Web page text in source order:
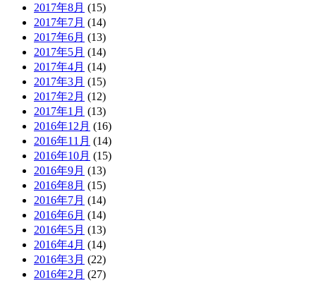
2017年8月 (15)
2017年7月 (14)
2017年6月 (13)
2017年5月 (14)
2017年4月 (14)
2017年3月 (15)
2017年2月 (12)
2017年1月 (13)
2016年12月 (16)
2016年11月 (14)
2016年10月 (15)
2016年9月 (13)
2016年8月 (15)
2016年7月 (14)
2016年6月 (14)
2016年5月 (13)
2016年4月 (14)
2016年3月 (22)
2016年2月 (27)